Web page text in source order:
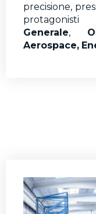
precisione,
Generale,
Aerospace,